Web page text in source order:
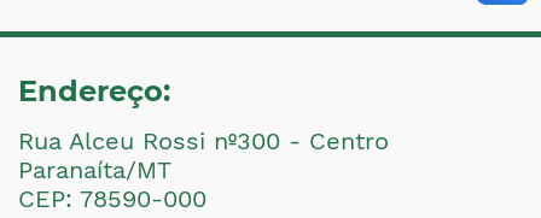
Endereço:
Rua Alceu Rossi nº300 - Centro
Paranaíta/MT
CEP: 78590-000